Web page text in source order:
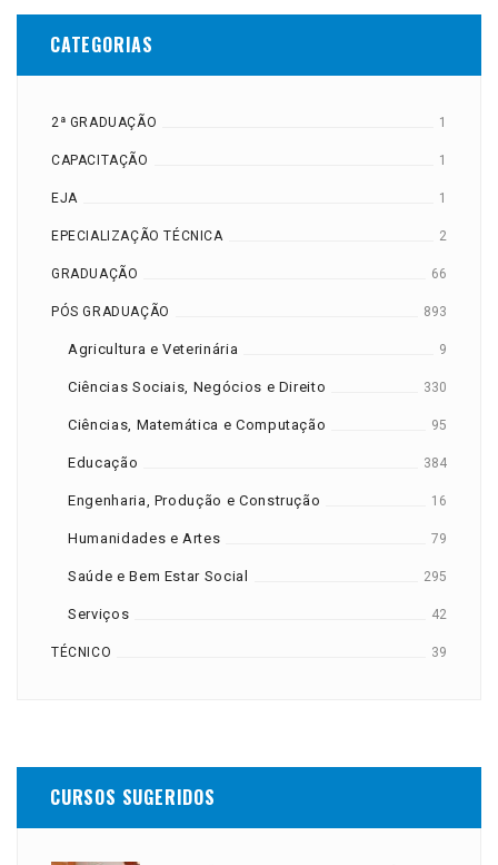
CATEGORIAS
2ª GRADUAÇÃO 1
CAPACITAÇÃO 1
EJA 1
EPECIALIZAÇÃO TÉCNICA 2
GRADUAÇÃO 66
PÓS GRADUAÇÃO 893
Agricultura e Veterinária 9
Ciências Sociais, Negócios e Direito 330
Ciências, Matemática e Computação 95
Educação 384
Engenharia, Produção e Construção 16
Humanidades e Artes 79
Saúde e Bem Estar Social 295
Serviços 42
TÉCNICO 39
CURSOS SUGERIDOS